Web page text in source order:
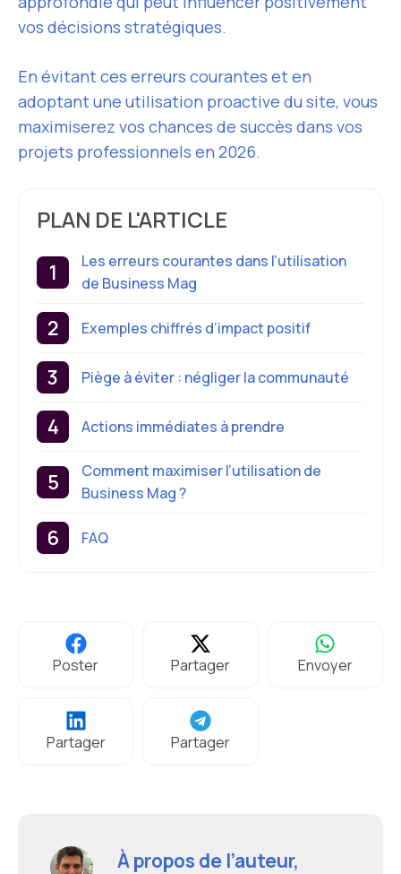
vos décisions stratégiques.
En évitant ces erreurs courantes et en
adoptant une utilisation proactive du site, vous
maximiserez vos chances de succès dans vos
projets professionnels en 2026.
PLAN DE L'ARTICLE
Les erreurs courantes dans l’utilisation
de Business Mag
Exemples chiffrés d’impact positif
Piège à éviter : négliger la communauté
Actions immédiates à prendre
Comment maximiser l’utilisation de
Business Mag ?
FAQ
Poster Partager Envoyer
Partager Partager
À propos de l’auteur,